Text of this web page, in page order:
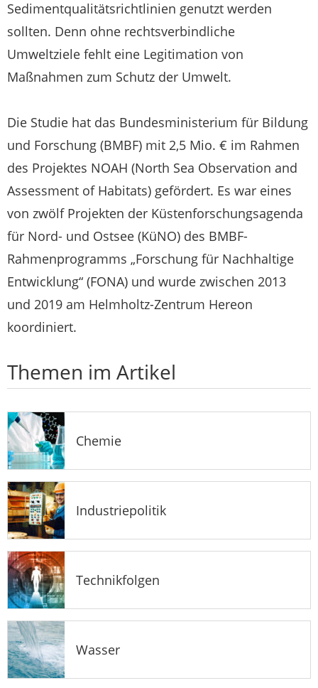
Sedimentqualitätsrichtlinien genutzt werden
sollten. Denn ohne rechtsverbindliche
Umweltziele fehlt eine Legitimation von
Maßnahmen zum Schutz der Umwelt.
Die Studie hat das Bundesministerium für Bildung
und Forschung (BMBF) mit 2,5 Mio. € im Rahmen
des Projektes NOAH (North Sea Observation and
Assessment of Habitats) gefördert. Es war eines
von zwölf Projekten der Küstenforschungsagenda
für Nord- und Ostsee (KüNO) des BMBF-
Rahmenprogramms „Forschung für Nachhaltige
Entwicklung“ (FONA) und wurde zwischen 2013
und 2019 am Helmholtz-Zentrum Hereon
koordiniert.
Themen im Artikel
Chemie
Industriepolitik
Technikfolgen
Wasser